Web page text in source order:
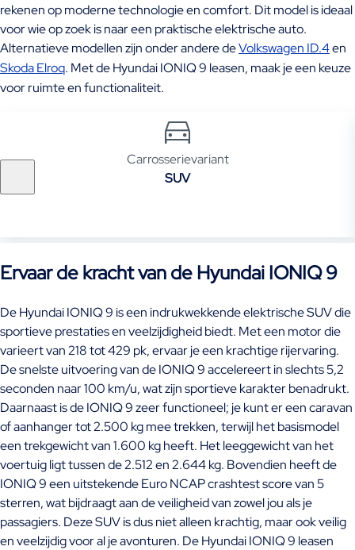
rekenen op moderne technologie en comfort. Dit model is ideaal
voor wie op zoek is naar een praktische elektrische auto.
Alternatieve modellen zijn onder andere deVolkswagen ID.4en
Skoda Elroq. Met de Hyundai IONIQ 9 leasen, maak je een keuze
voor ruimte en functionaliteit.
Carrosserievariant
SUV
Ervaar de kracht van de Hyundai IONIQ 9
De Hyundai IONIQ 9 is een indrukwekkende elektrische SUV die
sportieve prestaties en veelzijdigheid biedt. Met een motor die
varieert van 218 tot 429 pk, ervaar je een krachtige rijervaring.
De snelste uitvoering van de IONIQ 9 accelereert in slechts 5,2
seconden naar 100 km/u, wat zijn sportieve karakter benadrukt.
Daarnaast is de IONIQ 9 zeer functioneel; je kunt er een caravan
of aanhanger tot 2.500 kg mee trekken, terwijl het basismodel
een trekgewicht van 1.600 kg heeft. Het leeggewicht van het
voertuig ligt tussen de 2.512 en 2.644 kg. Bovendien heeft de
IONIQ 9 een uitstekende Euro NCAP crashtest score van 5
sterren, wat bijdraagt aan de veiligheid van zowel jou als je
passagiers. Deze SUV is dus niet alleen krachtig, maar ook veilig
en veelzijdig voor al je avonturen. De Hyundai IONIQ 9 leasen